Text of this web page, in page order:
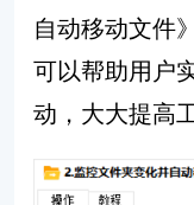
自动移动文件
可以帮助用户
动，大大提高